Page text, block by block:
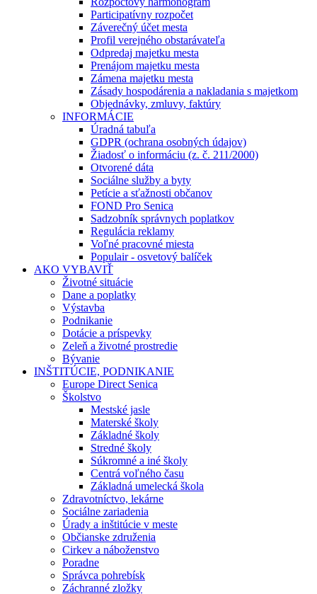
Participatívny rozpočet
Záverečný účet mesta
Profil verejného obstarávateľa
Odpredaj majetku mesta
Prenájom majetku mesta
Zámena majetku mesta
Zásady hospodárenia a nakladania s majetkom
Objednávky, zmluvy, faktúry
INFORMÁCIE
Úradná tabuľa
GDPR (ochrana osobných údajov)
Žiadosť o informáciu (z. č. 211/2000)
Otvorené dáta
Sociálne služby a byty
Petície a sťažnosti občanov
FOND Pro Senica
Sadzobník správnych poplatkov
Regulácia reklamy
Voľné pracovné miesta
Populair - osvetový balíček
AKO VYBAVIŤ
Životné situácie
Dane a poplatky
Výstavba
Podnikanie
Dotácie a príspevky
Zeleň a životné prostredie
Bývanie
INŠTITÚCIE, PODNIKANIE
Europe Direct Senica
Školstvo
Mestské jasle
Materské školy
Základné školy
Stredné školy
Súkromné a iné školy
Centrá voľného času
Základná umelecká škola
Zdravotníctvo, lekárne
Sociálne zariadenia
Úrady a inštitúcie v meste
Občianske združenia
Cirkev a náboženstvo
Poradne
Správca pohrebísk
Záchranné zložky